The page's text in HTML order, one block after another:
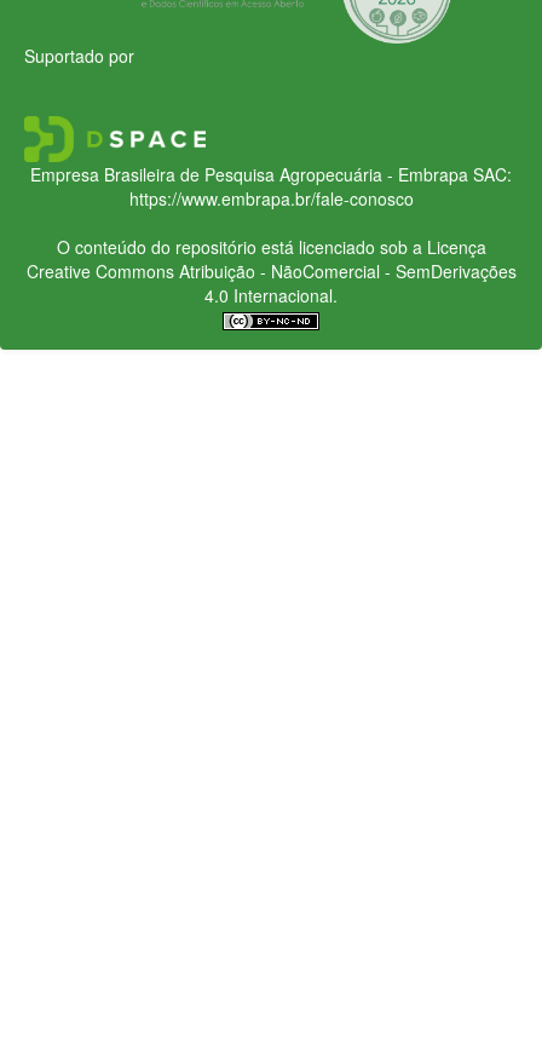
Suportado por
Empresa Brasileira de Pesquisa Agropecuária - Embrapa SAC:
https://www.embrapa.br/fale-conosco
O conteúdo do repositório está licenciado sob a Licença
Creative CommonsAtribuição - NãoComercial - SemDerivações
4.0 Internacional.